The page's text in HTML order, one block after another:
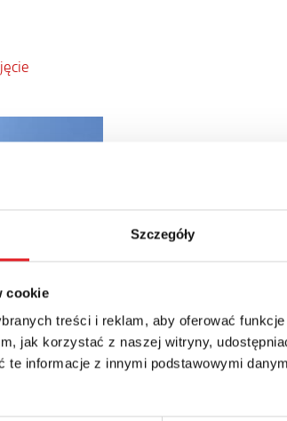
Szczegóły
cookie
treści i reklam, aby oferować
jak korzystać z naszej witryny,
te informacje z innymi podstawowymi